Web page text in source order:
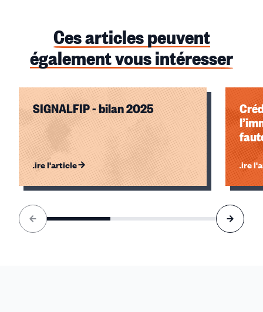
Ces articles peuvent
également vous intéresser
SIGNALFIP - bilan 2025
Lire l'article Lire